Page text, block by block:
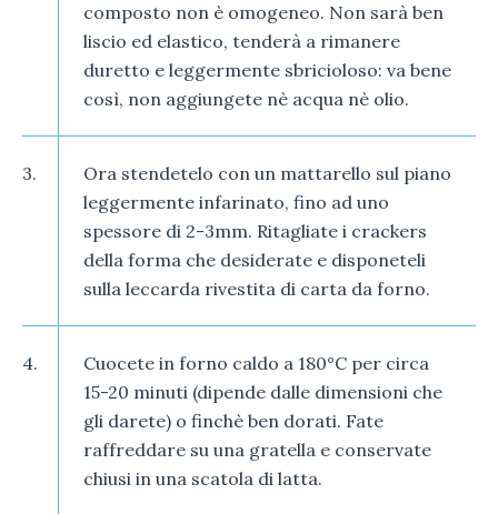
composto non è omogeneo. Non sarà ben
liscio ed elastico, tenderà a rimanere
duretto e leggermente sbricioloso: va bene
così, non aggiungete nè acqua nè olio.
3.
Ora stendetelo con un mattarello sul piano
leggermente infarinato, fino ad uno
spessore di 2-3mm. Ritagliate i crackers
della forma che desiderate e disponeteli
sulla leccarda rivestita di carta da forno.
4.
Cuocete in forno caldo a 180°C per circa
15-20 minuti (dipende dalle dimensioni che
gli darete) o finchè ben dorati. Fate
raffreddare su una gratella e conservate
chiusi in una scatola di latta.